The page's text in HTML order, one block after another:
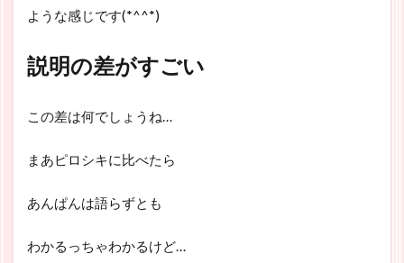
ような感じです(*^^*)
説明の差がすごい
この差は何でしょうね…
まあピロシキに比べたら
あんぱんは語らずとも
わかるっちゃわかるけど…